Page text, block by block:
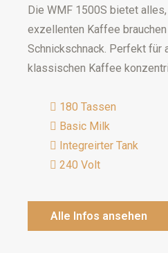
Die WMF 1500S bietet
exzellenten Kaffee
Schnickschnack. Perfekt für
klassischen Kaffee
180 Tassen
Basic Milk
Integreirter Tank
240 Volt
Alle Infos ansehen